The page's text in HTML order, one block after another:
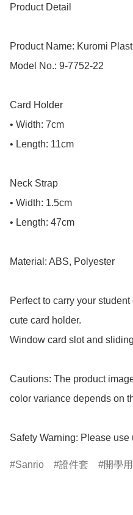
Product Detail
Product Name: Kuromi
Model No.: 9-7752-22
Card Holder
• Width: 7cm
• Length: 11cm
Neck Strap
• Width: 1.5cm
• Length: 47cm
Material: ABS, Polyester
Perfect to carry your
cute card holder.
Window card slot and
Cautions: The product
color variance depends on
Safety Warning: Please
Sanrio 證件套 開學